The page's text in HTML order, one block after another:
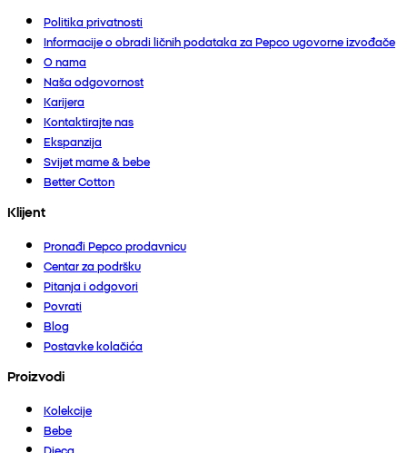
Politika privatnosti
Informacije o obradi ličnih podataka za Pepco ugovorne izvođače
O nama
Naša odgovornost
Karijera
Kontaktirajte nas
Ekspanzija
Svijet mame & bebe
Better Cotton
Klijent
Pronađi Pepco prodavnicu
Centar za podršku
Pitanja i odgovori
Povrati
Blog
Postavke kolačića
Proizvodi
Kolekcije
Bebe